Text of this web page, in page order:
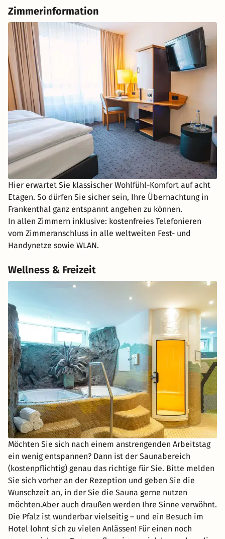
Zimmerinformation
Hier erwartet Sie klassischer Wohlfühl-Komfort auf acht
Etagen. So dürfen Sie sicher sein, Ihre Übernachtung in
Frankenthal ganz entspannt angehen zu können.
In allen Zimmern inklusive: kostenfreies Telefonieren
vom Zimmeranschluss in alle weltweiten Fest- und
Handynetze sowie WLAN.
Wellness & Freizeit
Möchten Sie sich nach einem anstrengenden Arbeitstag
ein wenig entspannen? Dann ist der Saunabereich
(kostenpflichtig) genau das richtige für Sie. Bitte melden
Sie sich vorher an der Rezeption und geben Sie die
Wunschzeit an, in der Sie die Sauna gerne nutzen
möchten.Aber auch draußen werden Ihre Sinne verwöhnt.
Die Pfalz ist wunderbar vielseitig – und ein Besuch im
Hotel lohnt sich zu vielen Anlässen! Für einen noch